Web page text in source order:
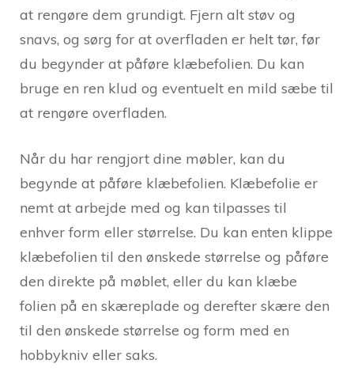
at rengøre dem grundigt. Fjern alt støv og
snavs, og sørg for at overfladen er helt tør, før
du begynder at påføre klæbefolien. Du kan
bruge en ren klud og eventuelt en mild sæbe til
at rengøre overfladen.
Når du har rengjort dine møbler, kan du
begynde at påføre klæbefolien. Klæbefolie er
nemt at arbejde med og kan tilpasses til
enhver form eller størrelse. Du kan enten klippe
klæbefolien til den ønskede størrelse og påføre
den direkte på møblet, eller du kan klæbe
folien på en skæreplade og derefter skære den
til den ønskede størrelse og form med en
hobbykniv eller saks.